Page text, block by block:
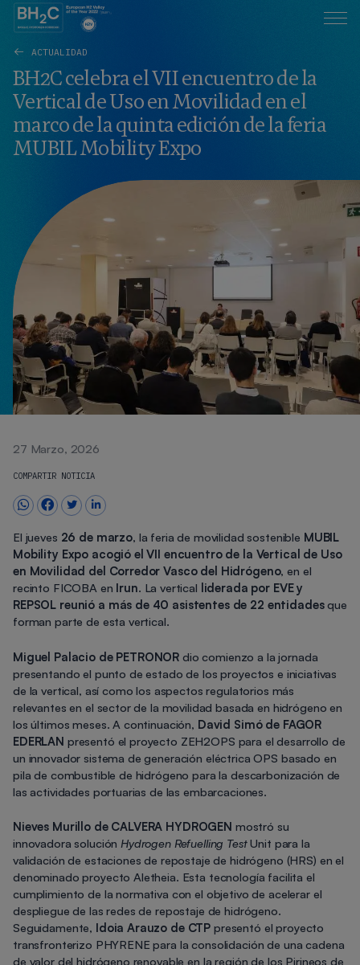
ACTUALIDAD
BH2C celebra el VII encuentro de la
Vertical de Uso en Movilidad en el
marco de la quinta edición de la feria
MUBIL Mobility Expo
27 Marzo, 2026
COMPARTIR NOTICIA
El jueves 26 de marzo, la feria de movilidad sostenible MUBIL
Mobility Expo acogió el VII encuentro de la Vertical de Uso
en Movilidad del Corredor Vasco del Hidrógeno, en el
recinto FICOBA en Irun. La vertical liderada por EVE y
REPSOL reunió a más de 40 asistentes de 22 entidadesque
forman parte de esta vertical.
Miguel Palacio de PETRONORdio comienzo a la jornada
presentando el punto de estado de los proyectos e iniciativas
de la vertical, así como los aspectos regulatorios más
relevantes en el sector de la movilidad basada en hidrógeno en
los últimos meses. A continuación, David Simó de FAGOR
EDERLAN presentó el proyecto ZEH2OPS para el desarrollo de
un innovador sistema de generación eléctrica OPS basado en
pila de combustible de hidrógeno para la descarbonización de
las actividades portuarias de las embarcaciones.
Nieves Murillo de CALVERA HYDROGEN mostró su
innovadora soluciónHydrogen Refuelling TestUnit para la
validación de estaciones de repostaje de hidrógeno (HRS) en el
denominado proyecto Aletheia. Esta tecnología facilita el
cumplimiento de la normativa con el objetivo de acelerar el
despliegue de las redes de repostaje de hidrógeno.
Seguidamente, Idoia Arauzo de CTP presentó el proyecto
transfronterizo PHYRENE para la consolidación de una cadena
de valor del hidrógeno renovable en la región de los Pirineos de